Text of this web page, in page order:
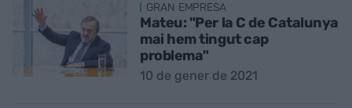
GRAN EMPRESA
Mateu: "Per la C de Catalunya
mai hem tingut cap
problema"
10 de gener de 2021